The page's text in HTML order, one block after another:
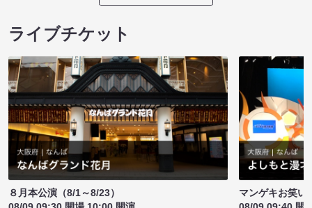
ライブチケット
８月本公演（8/1～8/23）
マンゲキお笑い